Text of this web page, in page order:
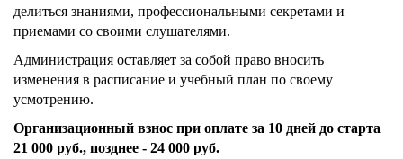
делиться знаниями, профессиональными секретами и
приемами со своими слушателями.
Администрация оставляет за собой право вносить
изменения в расписание и учебный план по своему
усмотрению.
Организационный взнос при оплате за 10 дней до старта
21 000 руб., позднее - 24 000 руб.